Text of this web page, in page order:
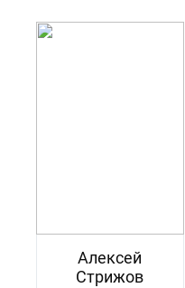
Алексей
Стрижов